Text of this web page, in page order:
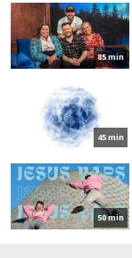
85 min
45 min
50 min